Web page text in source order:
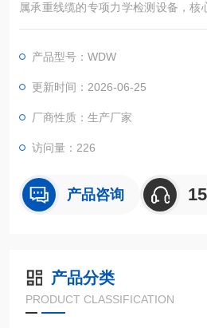
属承重线缆的专项力学检测设备，核
向拉伸时的抗拉强度、屈服强度、断
产品型号：WDW
更新时间：2026-06-25
厂商性质：生产厂家
访问量：226
产品咨询
产品分类
PRODUCT CLASSIFICATION